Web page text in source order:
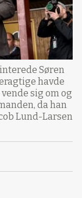
Søren
havde
sig om og
da han
Lund-Larsen